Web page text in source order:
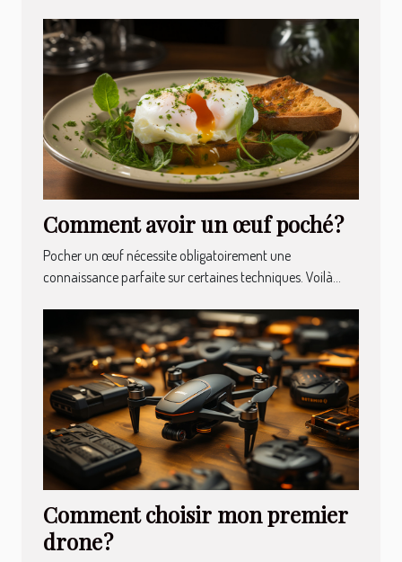
Comment avoir un œuf poché ?
Pocher un œuf nécessite obligatoirement une
connaissance parfaite sur certaines techniques. Voilà...
Comment choisir mon premier
drone ?